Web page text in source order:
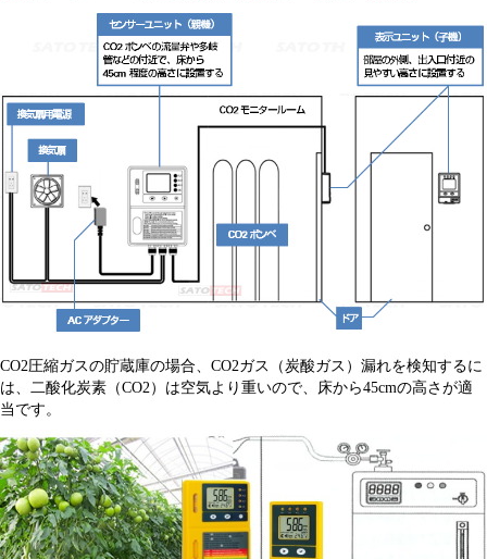
CO2圧縮ガスの貯蔵庫の場合、CO2ガス（炭酸ガス）漏れを検知するに
は、二酸化炭素（CO2）は空気より重いので、床から45cmの高さが適
当です。